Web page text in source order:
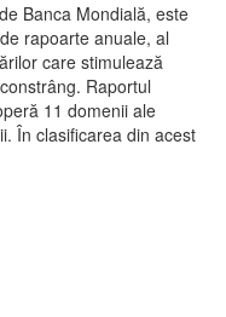
Banca Mondială, este
rapoarte anuale, al
care stimulează
Raportul
11 domenii ale
În clasificarea din acest